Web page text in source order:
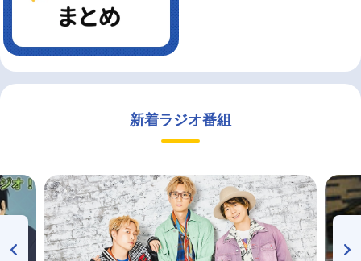
新着ラジオ番組